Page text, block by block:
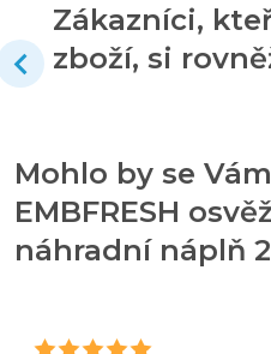
Zákazníci,
zboží, si
Mohlo by se
EMBFRESH
náhradní náplň